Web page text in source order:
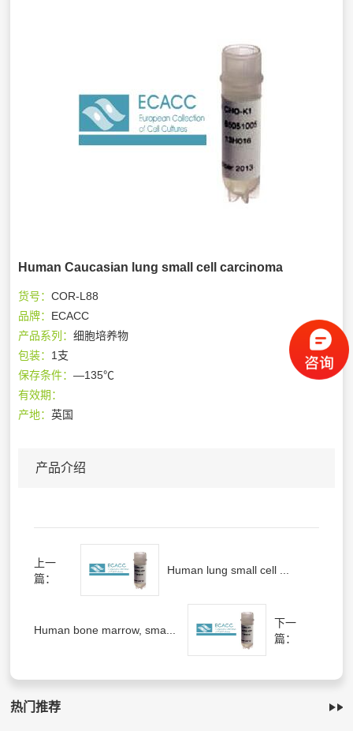
Human Caucasian lung small cell carcinoma
货号：COR-L88
品牌： ECACC
产品系列：细胞培养物
包装： 1支
保存条件：—135℃
有效期：
产地：英国
产品介绍
上一
篇：
Human lung small cell ...
Human bone marrow, sma...
下一
篇：
热门推荐